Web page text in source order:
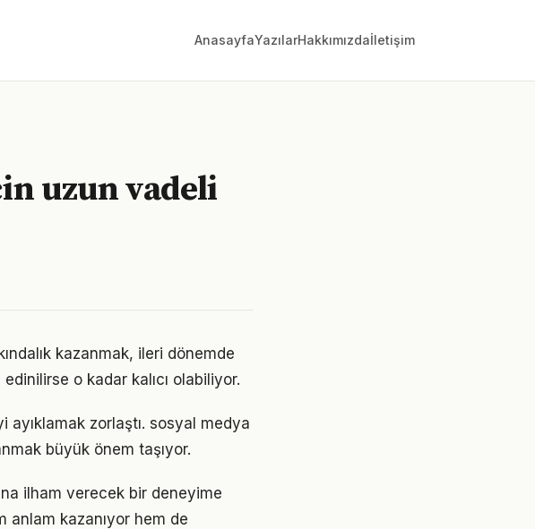
AnasayfaYazılarHakkımızdaİletişim
uzun vadeli
kazanmak, ileri dönemde
o kadar kalıcı olabiliyor.
zorlaştı. sosyal medya
büyük önem taşıyor.
ilham verecek bir deneyime
anlam kazanıyor hem de